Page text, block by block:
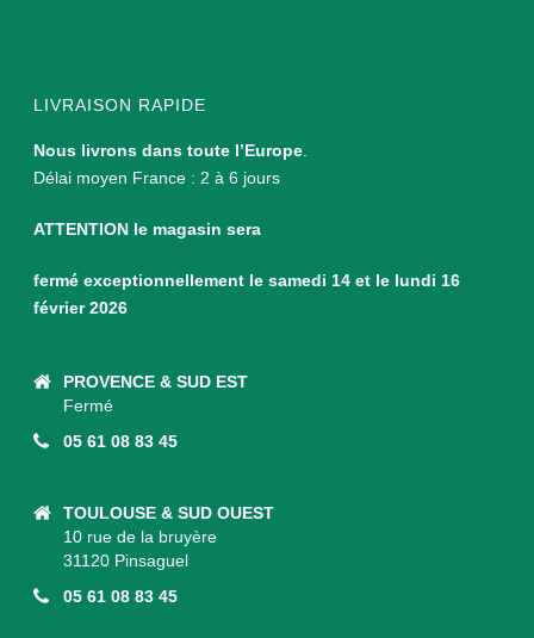
LIVRAISON RAPIDE
Nous livrons dans toute l’Europe
Délai moyen France : 2 à 6 jours
ATTENTION le magasin sera
fermé exceptionnellement le samedi 14 et le lundi 16
février 2026
PROVENCE & SUD EST
Fermé
05 61 08 83 45
TOULOUSE & SUD OUEST
10 rue de la bruyère
31120 Pinsaguel
05 61 08 83 45